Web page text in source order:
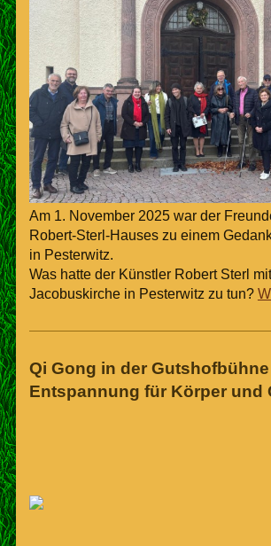
Am 1. November 2025 war der
Robert-Sterl-Hauses zu einem
in Pesterwitz.
Was hatte der Künstler Robert Sterl
Jacobuskirche in Pesterwitz zu tun?
Qi Gong in der Gutshofbühne
Entspannung für Körper und